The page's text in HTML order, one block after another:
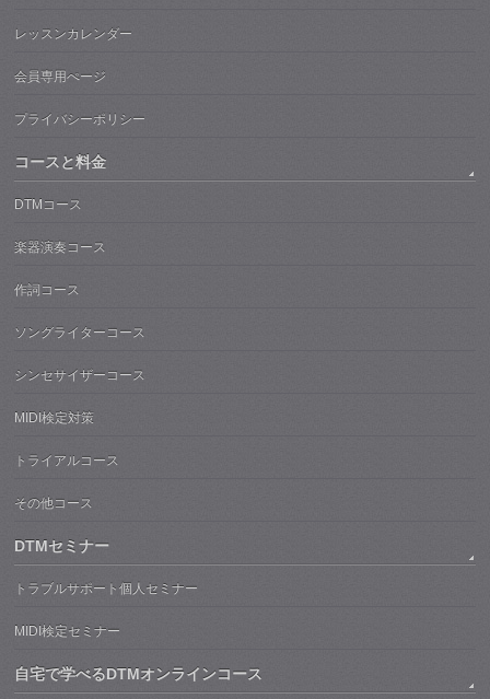
レッスンカレンダー
会員専用ぺージ
プライバシーポリシー
コースと料金
DTMコース
楽器演奏コース
作詞コース
ソングライターコース
シンセサイザーコース
MIDI検定対策
トライアルコース
その他コース
DTMセミナー
トラブルサポート個人セミナー
MIDI検定セミナー
自宅で学べるDTMオンラインコース